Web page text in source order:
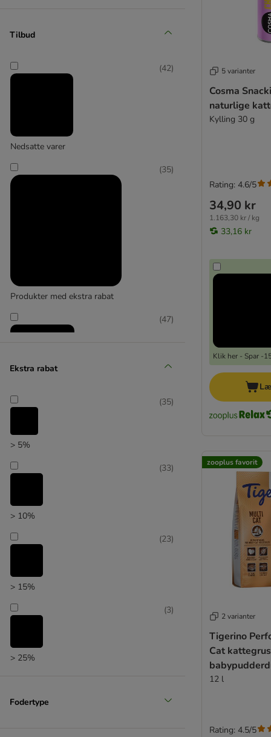
PRO PLAN Fodersupplement
Royal Canin Veterinary Diet
Doppelherz
Closer Pets
Tilbud
Nedsatte varer
(42)
Produkter med ekstra rabat
(35)
zooplus favorit
(47)
Ekstra rabat
> 5%
(35)
> 10%
(33)
> 15%
(23)
> 25%
(3)
Fodertype
5 varianter
Cosma
naturlige
Kylling 30 g
34,90 kr
1.163,30 kr / kg
33,16 kr
Klik her - Spar -
Rating: 4.6/5
zooplus favorit
2 varianter
Tigerino
Cat
12 l
Rating: 4.5/5